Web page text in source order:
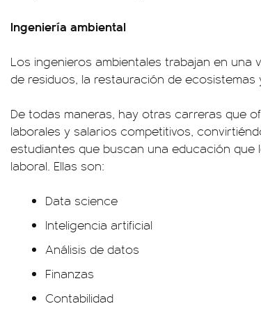
Ingeniería ambiental
Los ingenieros ambientales trabajan en
de residuos, la restauración de ecosistemas
De todas maneras, hay otras carreras que
laborales y salarios competitivos,
estudiantes que buscan una educación
laboral. Ellas son:
Data science
Inteligencia artificial
Análisis de datos
Finanzas
Contabilidad